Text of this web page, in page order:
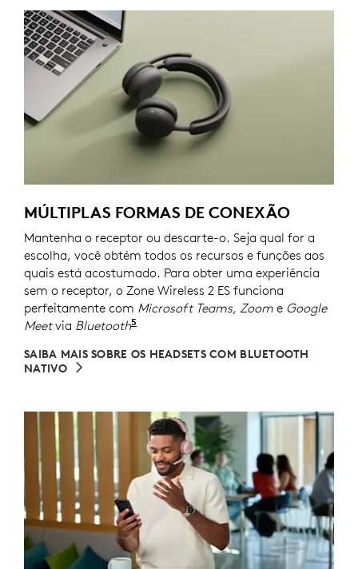
MÚLTIPLAS FORMAS DE CONEXÃO
Mantenha o receptor ou descarte-o. Seja qual for a
escolha, você obtém todos os recursos e funções aos
quais está acostumado. Para obter uma experiência
sem o receptor, o Zone Wireless 2 ES funciona
perfeitamente com Microsoft Teams, Zoom e Google
Meetvia Bluetooth5
SAIBA MAIS SOBRE OS HEADSETS COM BLUETOOTH
NATIVO